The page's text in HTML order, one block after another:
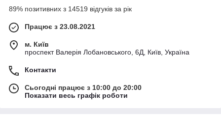
89% позитивних з 14519 відгуків за рік
Працює з 23.08.2021
м. Київ
проспект Валерія Лобановського, 6Д, Київ, Україна
Контакти
Сьогодні працює з 10:00 до 20:00
Показати весь графік роботи